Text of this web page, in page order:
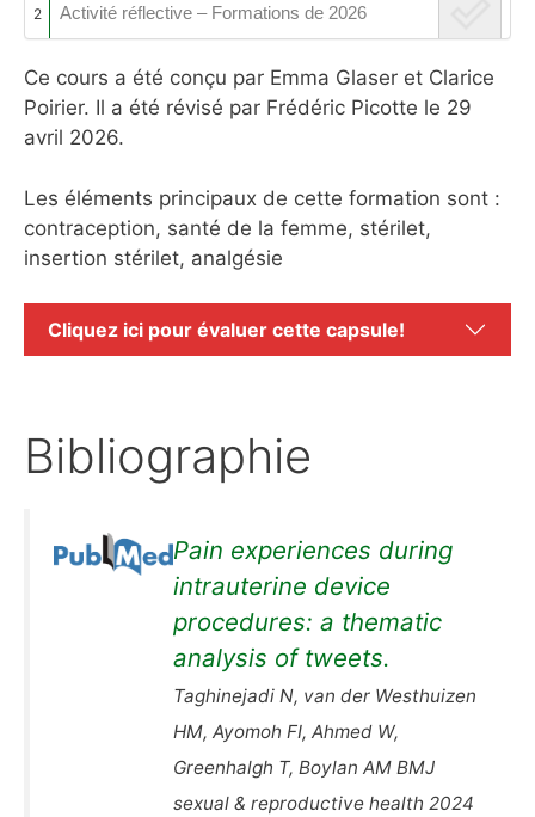
2 Activité réflective – Formations de 2026
Ce cours a été conçu par Emma Glaser et Clarice
Poirier. Il a été révisé par Frédéric Picotte le 29
avril 2026.
Les éléments principaux de cette formation sont :
contraception, santé de la femme, stérilet,
insertion stérilet, analgésie
Cliquez ici pour évaluer cette capsule!
Bibliographie
Pain experiences during
intrauterine device
procedures: a thematic
analysis of tweets.
Taghinejadi N, van der Westhuizen
HM, Ayomoh FI, Ahmed W,
Greenhalgh T, Boylan AM BMJ
sexual & reproductive health 2024